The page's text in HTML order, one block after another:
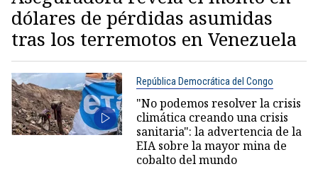
dólares de pérdidas asumidas
tras los terremotos en Venezuela
República Democrática del Congo
"No podemos resolver la crisis
climática creando una crisis
sanitaria": la advertencia de la
EIA sobre la mayor mina de
cobalto del mundo